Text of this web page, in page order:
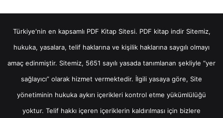
Türkiye'nin en kapsamlı PDF Kitap Sitesi. PDF kitap indirSitemiz,
hukuka, yasalara, telif haklarına ve kişilik haklarına saygılı olmayı
amaç edinmiştir. Sitemiz, 5651 sayılı yasada tanımlanan şekliyle “yer
sağlayıcı” olarak hizmet vermektedir. İlgili yasaya göre, Site
yönetiminin hukuka aykırı içerikleri kontrol etme yükümlülüğü
yoktur. Telif hakkı içeren içeriklerin kaldırılması için bizlere